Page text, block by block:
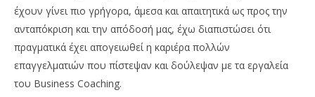
έχουν γίνει πιο γρήγορα, άμεσα και απαιτητικά ως προς την
ανταπόκριση και την απόδοσή μας, έχω διαπιστώσει ότι
πραγματικά έχει απογειωθεί η καριέρα πολλών
επαγγελματιών που πίστεψαν και δούλεψαν με τα εργαλεία
του Business Coaching.